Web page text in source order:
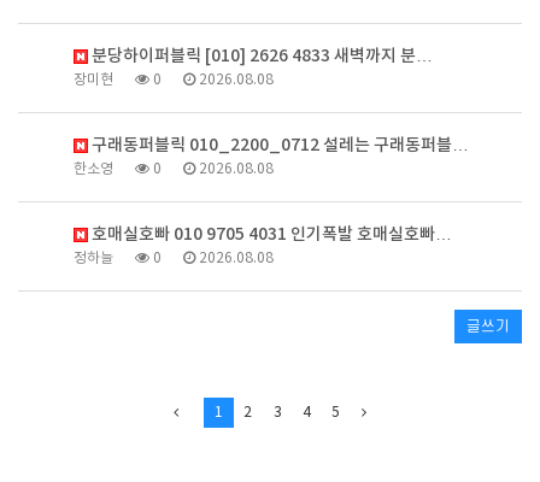
분당하이퍼블릭 [010] 2626 4833 새벽까지 분…
장미현 0 2026.08.08
구래동퍼블릭 010_2200_0712 설레는 구래동퍼블…
한소영 0 2026.08.08
호매실호빠 010 9705 4031 인기폭발 호매실호빠…
정하늘 0 2026.08.08
글쓰기
1 2 3 4 5